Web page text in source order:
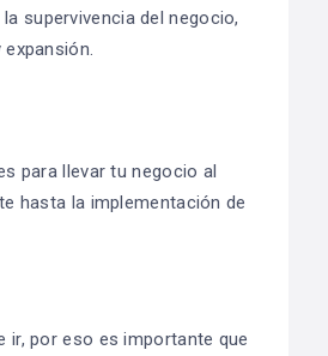
supervivencia del negocio,
para llevar tu negocio al
hasta la implementación de
ir, por eso es importante que